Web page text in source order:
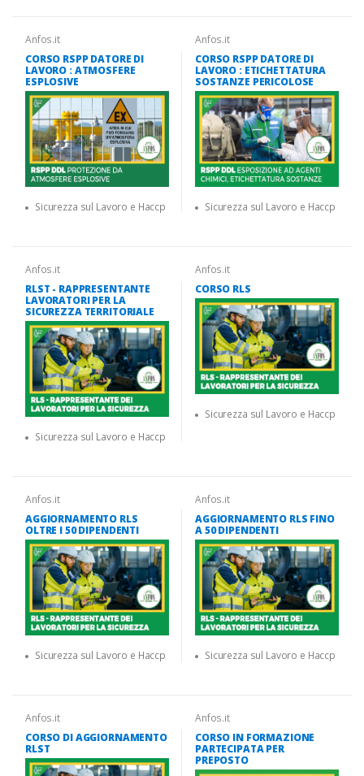
Anfos.it
CORSO RSPP DATORE DI
LAVORO : ATMOSFERE
ESPLOSIVE
Sicurezza sul Lavoro e Haccp
Anfos.it
CORSO RSPP DATORE DI
LAVORO : ETICHETTATURA
SOSTANZE PERICOLOSE
Sicurezza sul Lavoro e Haccp
Anfos.it
RLST - RAPPRESENTANTE
LAVORATORI PER LA
SICUREZZA TERRITORIALE
Sicurezza sul Lavoro e Haccp
Anfos.it
CORSO RLS
Sicurezza sul Lavoro e Haccp
Anfos.it
AGGIORNAMENTO RLS
OLTRE I 50 DIPENDENTI
Sicurezza sul Lavoro e Haccp
Anfos.it
AGGIORNAMENTO RLS FINO
A 50 DIPENDENTI
Sicurezza sul Lavoro e Haccp
Anfos.it
CORSO DI AGGIORNAMENTO
RLST
Anfos.it
CORSO IN FORMAZIONE
PARTECIPATA PER
PREPOSTO